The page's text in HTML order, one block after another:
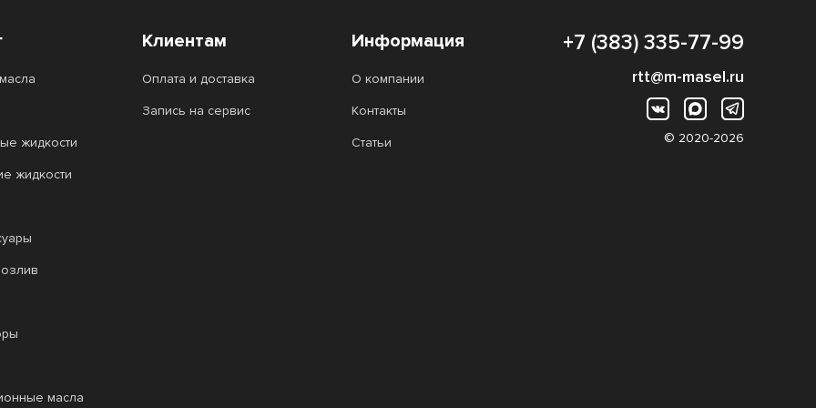
жидкости
жидкости
масла
Клиентам
Оплата и доставка
Запись на сервис
Информация
О компании
Контакты
Статьи
+7 (383) 335-77-99
rtt@m-masel.ru
© 2020-2026